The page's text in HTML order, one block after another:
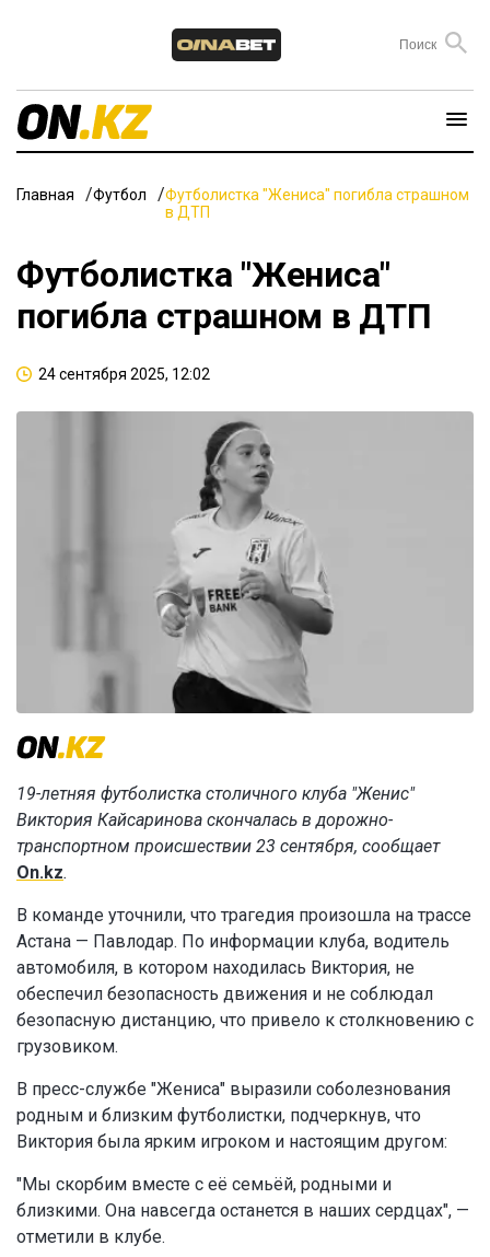
Главная Футбол
Футболистка "Жениса" погибла страшном
в ДТП
Футболистка "Жениса"
погибла страшном в ДТП
24 сентября 2025, 12:02
19-летняя футболистка столичного клуба "Женис"
Виктория Кайсаринова скончалась в дорожно-
транспортном происшествии 23 сентября, сообщает
On.kz.
В команде уточнили, что трагедия произошла на трассе
Астана — Павлодар. По информации клуба, водитель
автомобиля, в котором находилась Виктория, не
обеспечил безопасность движения и не соблюдал
безопасную дистанцию, что привело к столкновению с
грузовиком.
В пресс-службе "Жениса" выразили соболезнования
родным и близким футболистки, подчеркнув, что
Виктория была ярким игроком и настоящим другом:
"Мы скорбим вместе с её семьёй, родными и
близкими. Она навсегда останется в наших сердцах", —
отметили в клубе.